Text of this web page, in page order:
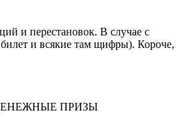
и перестановок. В случае с
и всякие там щифры). Короче,
ДЕНЕЖНЫЕ ПРИЗЫ